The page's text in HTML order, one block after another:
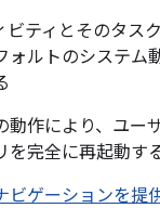
ビティとそのタス
ォルトのシステム
動作により、ユー
を完全に再起動す
ビゲーションを提